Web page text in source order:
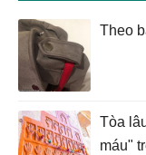
Theo
Tòa
máu"